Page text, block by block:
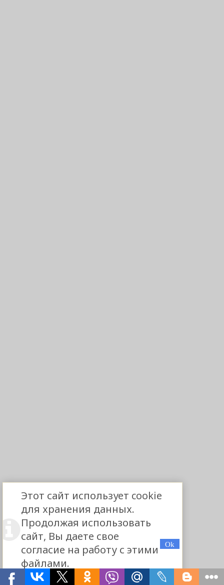
Этот сайт использует cookie
для хранения данных.
Продолжая использовать
сайт, Вы даете свое
согласие на работу с этими
файлами.